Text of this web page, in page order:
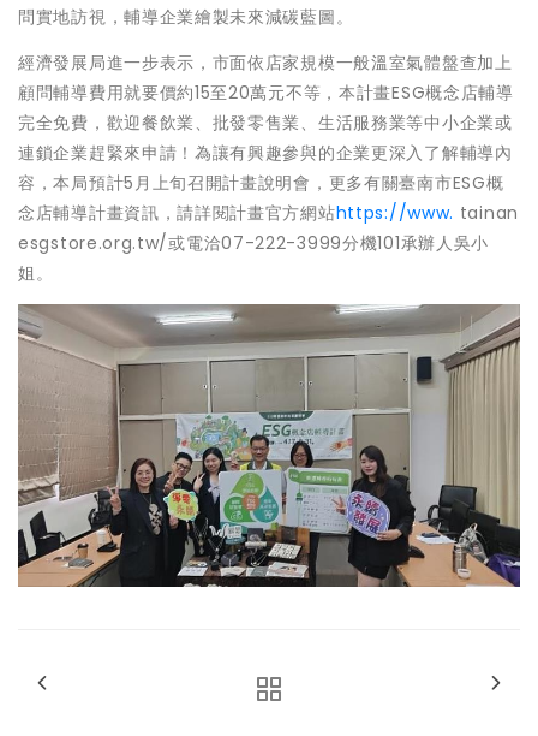
問實地訪視，輔導企業繪製未來減碳藍圖。
經濟發展局進一步表示，市面依店家規模一般溫室氣體盤查加上
顧問輔導費用就要價約15至20萬元不等，本計畫ESG概念店輔導
完全免費，歡迎餐飲業、批發零售業、生活服務業等中小企業或
連鎖企業趕緊來申請！為讓有興趣參與的企業更深入了解輔導內
容，本局預計5月上旬召開計畫說明會，更多有關臺南市ESG概
念店輔導計畫資訊，請詳閱計畫官方網站https://www. tainan
esgstore.org.tw/或電洽07-222-3999分機101承辦人吳小
姐。